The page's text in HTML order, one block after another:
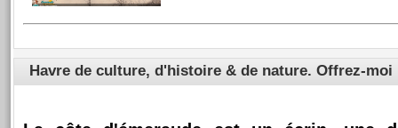
Havre de culture, d'histoire & de nature. Offrez-